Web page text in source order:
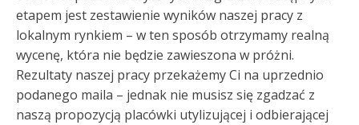
etapem jest zestawienie wyników naszej pracy z
lokalnym rynkiem – w ten sposób otrzymamy realną
wycenę, która nie będzie zawieszona w próżni.
Rezultaty naszej pracy przekażemy Ci na uprzednio
podanego maila – jednak nie musisz się zgadzać z
naszą propozycją placówki utylizującej i odbierającej